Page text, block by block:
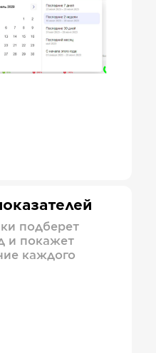
подберет
и покажет
каждого